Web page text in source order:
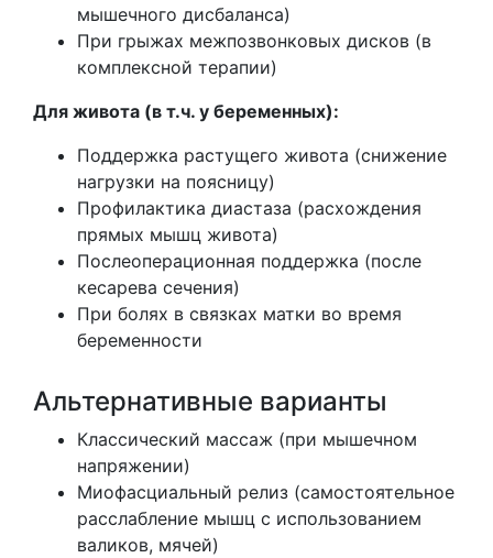
мышечного дисбаланса)
При грыжах межпозвонковых дисков (в
комплексной терапии)
Для живота (в т.ч. у беременных):
Поддержка растущего живота (снижение
нагрузки на поясницу)
Профилактика диастаза (расхождения
прямых мышц живота)
Послеоперационная поддержка (после
кесарева сечения)
При болях в связках матки во время
беременности
Альтернативные варианты
Классический массаж (при мышечном
напряжении)
Миофасциальный релиз (самостоятельное
расслабление мышц с использованием
валиков, мячей)